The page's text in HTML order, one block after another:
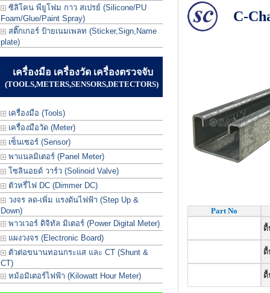
ซิลิโคน พียูโฟม กาว สเปรย์ (Silicone/PU
Foam/Glue/Paint Spray)
สติ๊กเกอร์ ป้ายเนมเพลท (Sticker,Sign,Name
plate)
เครื่องมือ เครื่องวัด เครื่องตรวจจับ
(TOOLS,METERS,SENSORS,DETECTORS)
เครื่องมือ (Tools)
เครื่องมือวัด (Meter)
เซ็นเซอร์ (Sensor)
พาแนลมิเตอร์ (Panel Meter)
โซลินอยด์ วาร์ว (Solinoid Valve)
ตัวหรี่ไฟ DC (Dimmer DC)
วงจร ลด-เพิ่ม แรงดันไฟฟ้า (Step Up &
Down)
พาวเวอร์ ดิจิทัล มิเตอร์ (Power Digital Meter)
แผงวงจร (Electronic Board)
ตัวต่อขนานทอนกระแส และ CT (Shunt &
CT)
หม้อมิเตอร์ไฟฟ้า (Kilowatt Hour Meter)
C-
Part No
ตื้
ตื้
ตื้